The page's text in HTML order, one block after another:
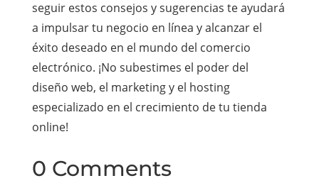
seguir estos consejos y sugerencias te ayudará
a impulsar tu negocio en línea y alcanzar el
éxito deseado en el mundo del comercio
electrónico. ¡No subestimes el poder del
diseño web, el marketing y el hosting
especializado en el crecimiento de tu tienda
online!
0 Comments